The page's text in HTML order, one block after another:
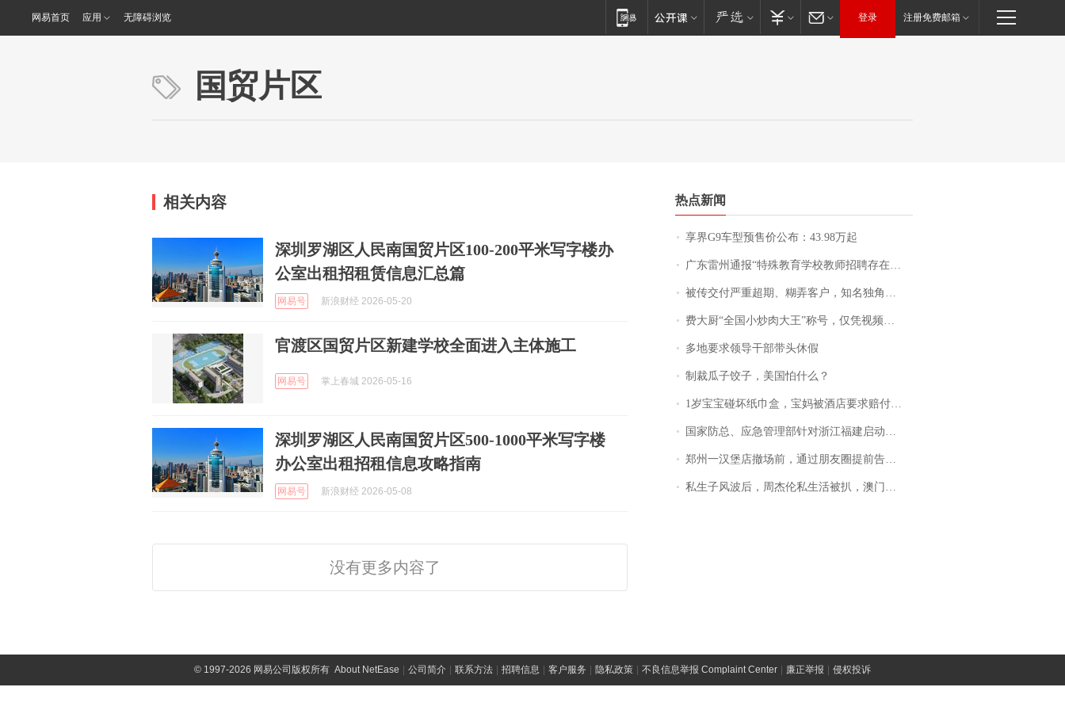
网易首页 应用 无障碍浏览 登录 注册免费邮箱
国贸片区
相关内容
深圳罗湖区人民南国贸片区100-200平米写字楼办
公室出租招租赁信息汇总篇
网易号 新浪财经 2026-05-20
官渡区国贸片区新建学校全面进入主体施工
网易号 掌上春城 2026-05-16
深圳罗湖区人民南国贸片区500-1000平米写字楼
办公室出租招租信息攻略指南
网易号 新浪财经 2026-05-08
没有更多内容了
热点新闻
享界G9车型预售价公布：43.98万起
广东雷州通报“特殊教育学校教师招聘存在违规行为”：已启动问责程序 副校长被停职
被传交付严重超期、糊弄客户，知名独角兽车企创始人回应：都没证据，将依法采取措施，“本人长期与美国交管局保持沟通，对方表示肯定”
费大厨“全国小炒肉大王”称号，仅凭视频评出？中国烹饪协会回应
多地要求领导干部带头休假
制裁瓜子饺子，美国怕什么？
1岁宝宝碰坏纸巾盒，宝妈被酒店要求赔付924元！三亚一酒店回复：骨瓷定制！网友一查价格，吵翻了
国家防总、应急管理部针对浙江福建启动防汛防台风四级应急响应
郑州一汉堡店撤场前，通过朋友圈提前告知逐一退费，有顾客仅剩1元也全被退回，分文不少；顾客：言而有信，让人感动
私生子风波后，周杰伦私生活被扒，澳门输10亿传闻早已经水落石出
©1997-2026 网易公司版权所有 About NetEase 公司简介 联系方法 招聘信息 客户服务 隐私政策 不良信息举报 Complaint Center 廉正举报 侵权投诉